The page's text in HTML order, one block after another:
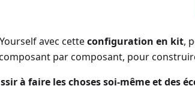
avec cetteconfiguration en kit,
composant par composant, pour
à faire les choses soi-même et des